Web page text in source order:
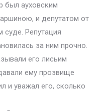
был ауховским
и депутатом от
суде. Репутация
за ним прочно.
его лисьим
ему прозвище
и уважал его, сколько